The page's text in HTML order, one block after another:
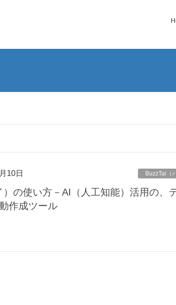
10日 BuzzTai（
）の使い方－AI（人工知能）活用の、
作成ツール